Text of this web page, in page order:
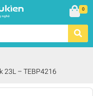
0
23L – TEBP4216